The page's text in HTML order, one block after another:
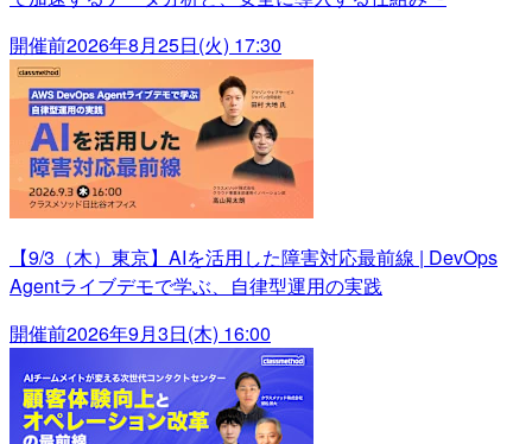
開催前2026年8月25日(火) 17:30
【9/3（木）東京】AIを活用した障害対応最前線 | DevOps
Agentライブデモで学ぶ、自律型運用の実践
開催前2026年9月3日(木) 16:00